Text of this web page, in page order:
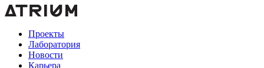
Проекты
Лаборатория
Новости
Карьера